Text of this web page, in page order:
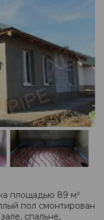
площадью 89 м²
пол смонтирован
спальне,